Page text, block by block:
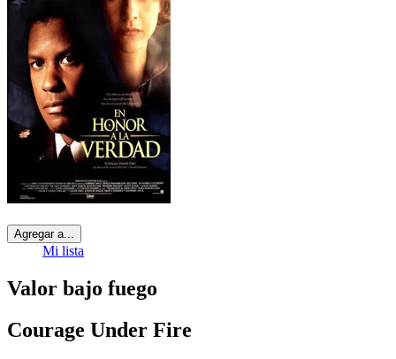
Agregar a...
Mi lista
Valor bajo fuego
Courage Under Fire